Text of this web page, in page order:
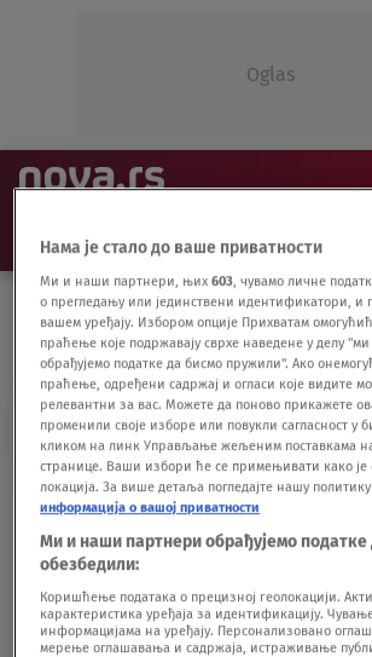
Oglas
NAJNOVIJE VESTI SHOW
ZLATKO CICO
Region tuguje: Preminuo
fudbaler Cico Kranjčar
Ćiro Blažević u šoku:
odem, a ne Kranjčaru
FUDBAL03.03.21.
Нама је стало до ваше приватности
Ми и наши партнери, њих603, чувамо личне
о прегледању или јединствени идентификатори, и
вашем уређају. Избором опције Прихватам
праћење које подржавају сврхе наведене у делу
обрађујемо податке да бисмо пружили". Ако
праћење, одређени садржај и огласи које видите
релевантни за вас. Можете да поново прикажете
променили своје изборе или повукли сагласност у
кликом на линк Управљање жељеним поставкама
странице. Ваши избори ће се примењивати како је
локација. За више детаља погледајте нашу
информација о вашој приватности
Ми и наши партнери обрађујемо податке
обезбедили:
Коришћење података о прецизној геолокацији.
карактеристика уређаја за идентификацију.
информацијама на уређају. Персонализовано
мерење оглашавања и садржаја, истраживање